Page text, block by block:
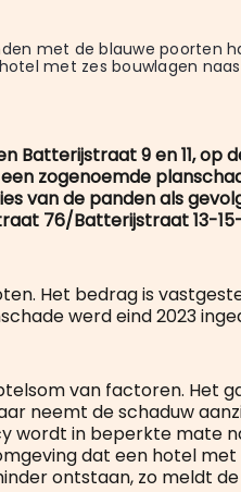
met de blauwe poorten
met zes bouwlagen
Batterijstraat 9 en 11,
zogenoemde
van de panden als
76/Batterijstraat 13-
Het bedrag is
werd eind 2023
van factoren. Het
neemt de schaduw
wordt in beperkte mate
dat een hotel
ontstaan, zo meldt